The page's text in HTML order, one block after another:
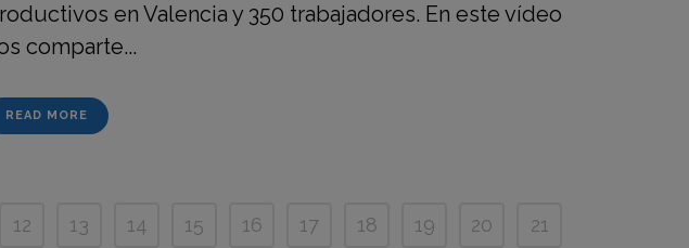
en Valencia y 350 trabajadores. En este vídeo
comparte...
READ MORE
12 13 14 15 16 17 18 19 20
21